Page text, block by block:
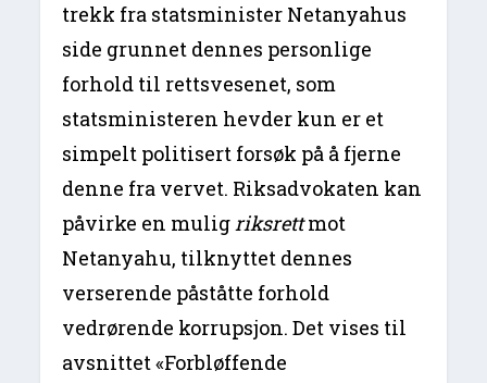
trekk fra statsminister Netanyahus
side grunnet dennes personlige
forhold til rettsvesenet, som
statsministeren hevder kun er et
simpelt politisert forsøk på å fjerne
denne fra vervet. Riksadvokaten kan
påvirke en muligriksrettmot
Netanyahu, tilknyttet dennes
verserende påståtte forhold
vedrørende korrupsjon. Det vises til
avsnittet «Forbløffende